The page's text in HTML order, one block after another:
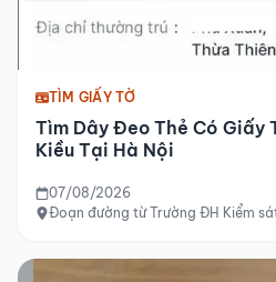
TÌM GIẤY TỜ
Tìm Dây Đeo Thẻ Có Giấy
Kiều Tại Hà Nội
07/08/2026
Đoạn đường từ Trường ĐH Kiểm